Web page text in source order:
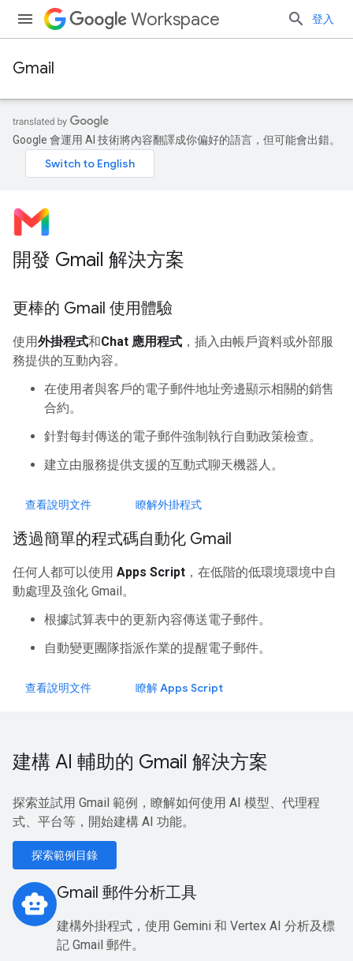
Workspace 登入
Gmail
Google 會運用 AI 技術將內容翻譯成你偏好的語言，但可能會出錯。
開發 Gmail 解決方案
更棒的 Gmail 使用體驗
使用外掛程式和Chat 應用程式 ，插入由帳戶資料或外部服
務提供的互動內容。
在使用者與客戶的電子郵件地址旁邊顯示相關的銷售
合約。
針對每封傳送的電子郵件強制執行自動政策檢查。
建立由服務提供支援的互動式聊天機器人。
查看說明文件 瞭解外掛程式
透過簡單的程式碼自動化 Gmail
任何人都可以使用 Apps Script ，在低階的低環境環境中自
動處理及強化 Gmail。
根據試算表中的更新內容傳送電子郵件。
自動變更團隊指派作業的提醒電子郵件。
查看說明文件 瞭解 Apps Script
建構 AI 輔助的 Gmail 解決方案
探索並試用 Gmail 範例，瞭解如何使用 AI 模型、代理程
式、平台等，開始建構 AI 功能。
探索範例目錄
smart_toy Gmail 郵件分析工具
建構外掛程式，使用 Gemini 和 Vertex AI 分析及標
記 Gmail 郵件。